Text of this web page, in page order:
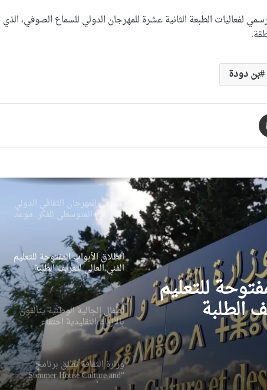
لفعاليات الطبعة الثانية عشرة للمهرجان الدولي للسماع الصوفي،
بن دودة
يتألقون
احتفاء
الثقافة و الكشافة الإسلامية
تأسيس المهرجان الثقافي الدولي
الحضاري للجزائر
انطلاق الأبواب المفتوحة للتعليم
الفني العالي لتعريف الطلبة
بعروض التكوين والآفاق المهنية
أطفال الجالية الوطنية يتألقون
بالأزياء التقليدية احتفاء
بالموروث الثقافي الوطني
وزارة الثقافة تطلق برنامج
“Summer House Culture and
Arts” للأطفال “صيفنا إبداع”
وزيرة الثقافة تدشن المقر الجديد
للمركز الوطني للسينما بحيدرة